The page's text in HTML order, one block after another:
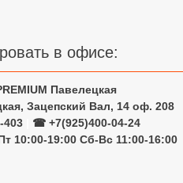
в офисе:
Павелецкая
Зацепский Вал, 14 оф. 208
403
☎ +7(925)400-04-24
10:00-19:00 Сб-Вс 11:00-16:00